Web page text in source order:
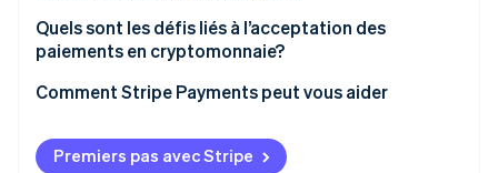
Évaluer la demande des clients et s’y adapter
Déterminer quelles cryptomonnaies accepter
Choisir votre modèle d’acceptation
S’intégrer dans les canaux de vente
Quels sont les défis liés à l’acceptation des
paiements en cryptomonnaie?
Comment Stripe Payments peut vous aider
Premiers pas avec Stripe